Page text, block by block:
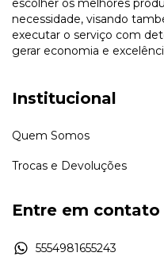
necessidade, visando
executar o serviço com
gerar economia e
Institucional
Quem Somos
Trocas e Devoluções
Entre em contato
5554981655243